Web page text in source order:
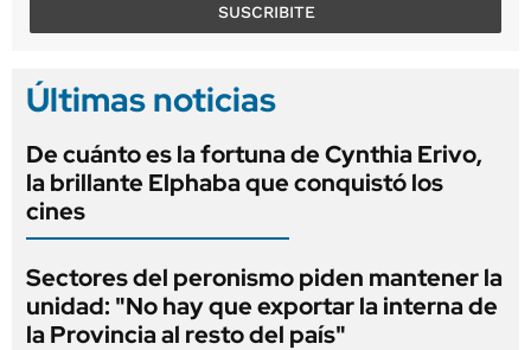
SUSCRIBITE
Últimas noticias
De cuánto es la fortuna de Cynthia Erivo,
la brillante Elphaba que conquistó los
cines
Sectores del peronismo piden mantener la
unidad: "No hay que exportar la interna de
la Provincia al resto del país"